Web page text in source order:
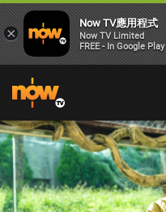
×
Now TV應用程式
Now TV Limited
FREE - In Google Play